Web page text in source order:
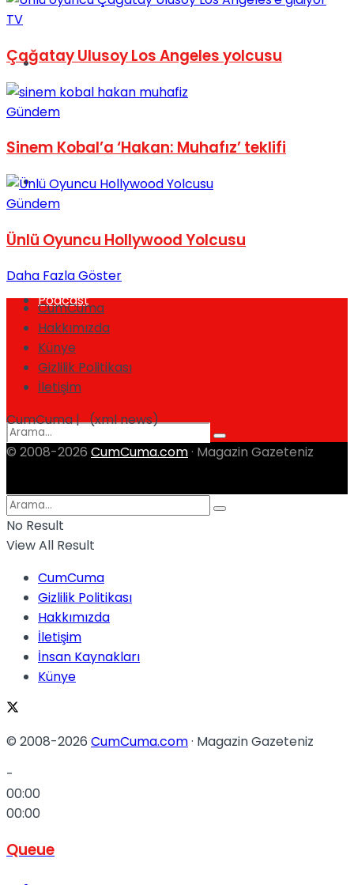
Tatil
Spor
Podcast
No Result
View All Result
TV
Çağatay Ulusoy Los Angeles yolcusu
Gündem
Sinem Kobal’a ‘Hakan: Muhafız’ teklifi
Gündem
Ünlü Oyuncu Hollywood Yolcusu
Daha Fazla Göster
CumCuma
Hakkımızda
Künye
Gizlilik Politikası
İletişim
CumCuma | (xml news)
© 2008-2026 CumCuma.com · Magazin Gazeteniz
No Result
View All Result
CumCuma
Gizlilik Politikası
Hakkımızda
İletişim
İnsan Kaynakları
Künye
© 2008-2026 CumCuma.com· Magazin Gazeteniz
-
00:00
00:00
Queue